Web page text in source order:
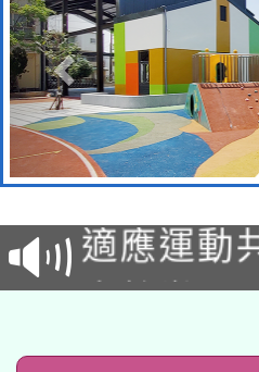
本校115
招甄選結
招)
適應運動
本館辦理
暨閱讀推